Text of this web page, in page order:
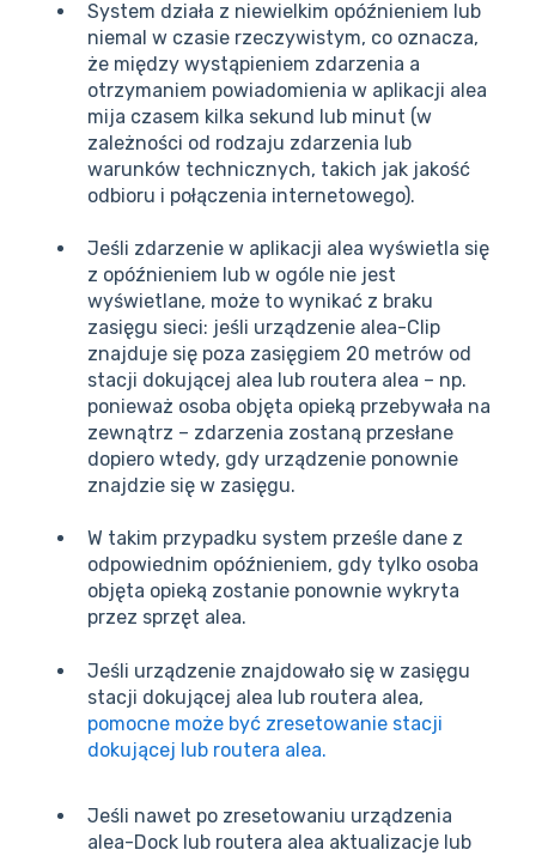
System działa z niewielkim opóźnieniem lub
niemal w czasie rzeczywistym, co oznacza,
że między wystąpieniem zdarzenia a
otrzymaniem powiadomienia w aplikacji alea
mija czasem kilka sekund lub minut (w
zależności od rodzaju zdarzenia lub
warunków technicznych, takich jak jakość
odbioru i połączenia internetowego).
Jeśli zdarzenie w aplikacji alea wyświetla się
z opóźnieniem lub w ogóle nie jest
wyświetlane, może to wynikać z braku
zasięgu sieci: jeśli urządzenie alea-Clip
znajduje się poza zasięgiem 20 metrów od
stacji dokującej alea lub routera alea – np.
ponieważ osoba objęta opieką przebywała na
zewnątrz – zdarzenia zostaną przesłane
dopiero wtedy, gdy urządzenie ponownie
znajdzie się w zasięgu.
W takim przypadku system prześle dane z
odpowiednim opóźnieniem, gdy tylko osoba
objęta opieką zostanie ponownie wykryta
przez sprzęt alea.
Jeśli urządzenie znajdowało się w zasięgu
stacji dokującej alea lub routera alea,
pomocne może być zresetowanie stacji
dokującej lub routera alea.
Jeśli nawet po zresetowaniu urządzenia
alea-Dock lub routera alea aktualizacje lub